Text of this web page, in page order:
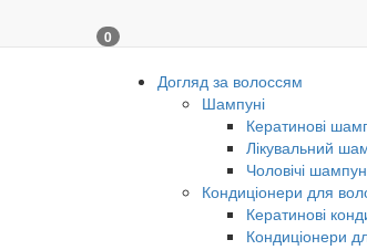
0
Догляд за волоссям
Шампуні
Кератинові
Лікувальний
Чоловічі
Кондиціонери для
Кератинові
Кондиціонери